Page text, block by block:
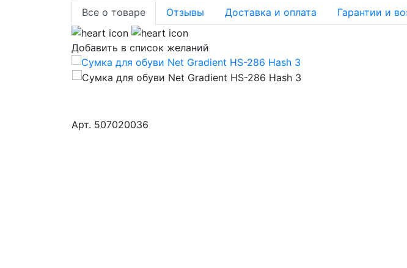
Все о товаре Отзывы Доставка и оплата Гарантии и
Добавить в список желаний
Aрт. 507020036